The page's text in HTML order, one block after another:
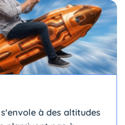
à des altitudes